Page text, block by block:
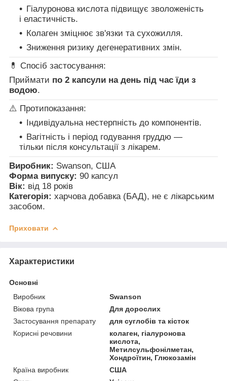
Гіалуронова кислота підвищує зволоженість
і еластичність.
Колаген зміцнює зв'язки та сухожилля.
Зниження ризику дегенеративних змін.
💊 Спосіб застосування:
Приймати по 2 капсули на день під час їди з
водою.
⚠️ Протипоказання:
Індивідуальна нестерпність до компонентів.
Вагітність і період годування груддю —
тільки після консультації з лікарем.
Виробник: Swanson, США
Форма випуску: 90 капсул
Вік: від 18 років
Категорія: харчова добавка (БАД), не є лікарським
засобом.
Приховати
Характеристики
Основні
Виробник
Swanson
Вікова група
Для дорослих
Застосування препарату
для суглобів та кісток
Корисні речовини
колаген, гіалуронова
кислота,
Метилсульфонілметан,
Хондроїтин, Глюкозамін
Країна виробник
США